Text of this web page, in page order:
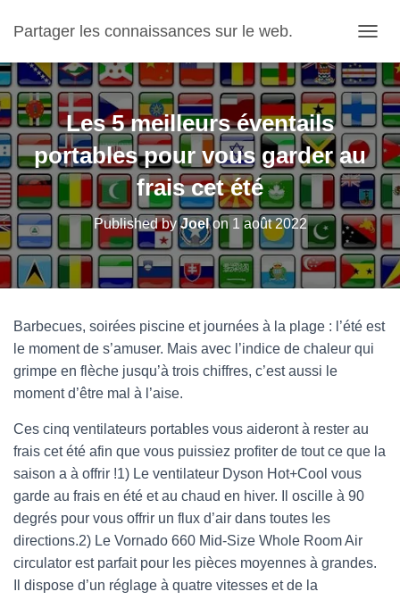
Partager les connaissances sur le web.
Les 5 meilleurs éventails
portables pour vous garder au
frais cet été
Published byJoelon 1 août 2022
Barbecues, soirées piscine et journées à la plage : l’été est
le moment de s’amuser. Mais avec l’indice de chaleur qui
grimpe en flèche jusqu’à trois chiffres, c’est aussi le
moment d’être mal à l’aise.
Ces cinq ventilateurs portables vous aideront à rester au
frais cet été afin que vous puissiez profiter de tout ce que la
saison a à offrir !1) Le ventilateur Dyson Hot+Cool vous
garde au frais en été et au chaud en hiver. Il oscille à 90
degrés pour vous offrir un flux d’air dans toutes les
directions.2) Le Vornado 660 Mid-Size Whole Room Air
circulator est parfait pour les pièces moyennes à grandes.
Il dispose d’un réglage à quatre vitesses et de la